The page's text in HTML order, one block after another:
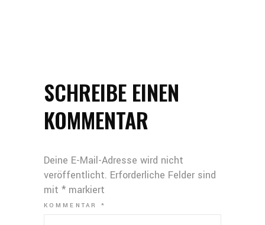
SCHREIBE EINEN
KOMMENTAR
Deine E-Mail-Adresse wird nicht
veröffentlicht. Erforderliche Felder sind
mit * markiert
KOMMENTAR*